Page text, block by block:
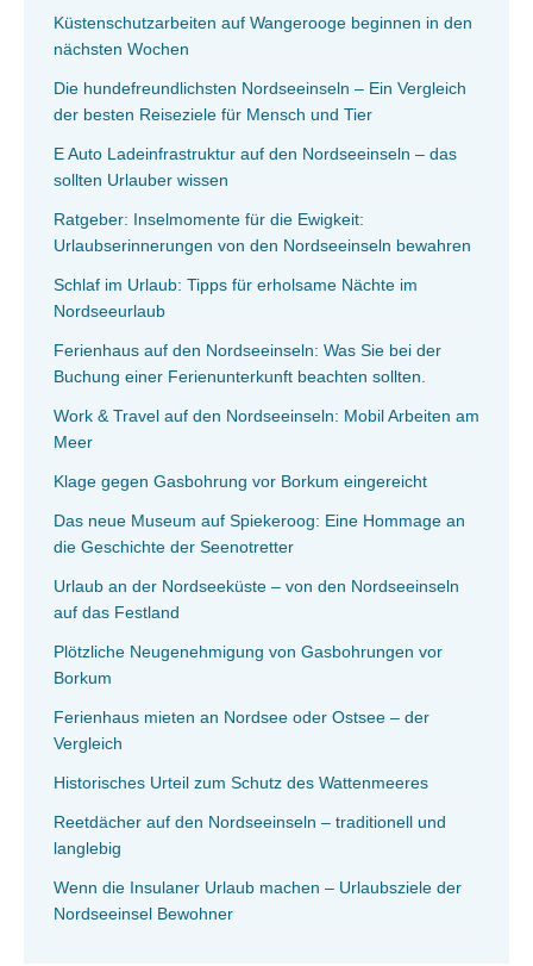
Küstenschutzarbeiten auf Wangerooge beginnen in den
nächsten Wochen
Die hundefreundlichsten Nordseeinseln – Ein Vergleich
der besten Reiseziele für Mensch und Tier
E Auto Ladeinfrastruktur auf den Nordseeinseln – das
sollten Urlauber wissen
Ratgeber: Inselmomente für die Ewigkeit:
Urlaubserinnerungen von den Nordseeinseln bewahren
Schlaf im Urlaub: Tipps für erholsame Nächte im
Nordseeurlaub
Ferienhaus auf den Nordseeinseln: Was Sie bei der
Buchung einer Ferienunterkunft beachten sollten.
Work & Travel auf den Nordseeinseln: Mobil Arbeiten am
Meer
Klage gegen Gasbohrung vor Borkum eingereicht
Das neue Museum auf Spiekeroog: Eine Hommage an
die Geschichte der Seenotretter
Urlaub an der Nordseeküste – von den Nordseeinseln
auf das Festland
Plötzliche Neugenehmigung von Gasbohrungen vor
Borkum
Ferienhaus mieten an Nordsee oder Ostsee – der
Vergleich
Historisches Urteil zum Schutz des Wattenmeeres
Reetdächer auf den Nordseeinseln – traditionell und
langlebig
Wenn die Insulaner Urlaub machen – Urlaubsziele der
Nordseeinsel Bewohner